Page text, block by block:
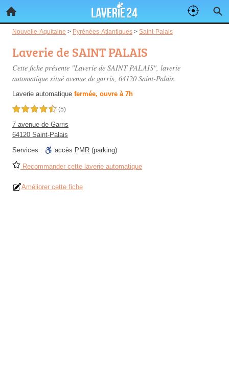
Nouvelle-Aquitaine > Pyrénées-Atlantiques > Saint-Palais
Laverie de SAINT PALAIS
Cette fiche présente "Laverie de SAINT PALAIS", laverie
automatique situé avenue de garris, 64120 Saint-Palais.
Laverie automatique fermée, ouvre à 7h
4,5 étoiles sur 5 (5)
7 avenue de Garris
64120 Saint-Palais
Services :
accès PMR (parking)
Recommander cette laverie automatique
Améliorer cette fiche